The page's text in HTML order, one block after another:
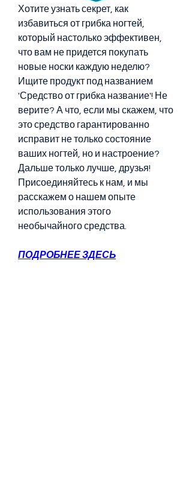
Хотите узнать секрет, как
избавиться от грибка ногтей,
который настолько эффективен,
что вам не придется покупать
новые носки каждую неделю?
Ищите продукт под названием
'Средство от грибка название'! Не
верите? А что, если мы скажем, что
это средство гарантированно
исправит не только состояние
ваших ногтей, но и настроение?
Дальше только лучше, друзья!
Присоединяйтесь к нам, и мы
расскажем о нашем опыте
использования этого
необычайного средства.
ПОДРОБНЕЕ ЗДЕСЬ